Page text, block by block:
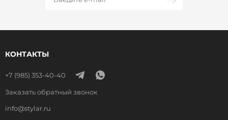
КОНТАКТЫ
+7 (985) 353-40-40
Заказать обратный звонок
info@stylar.ru